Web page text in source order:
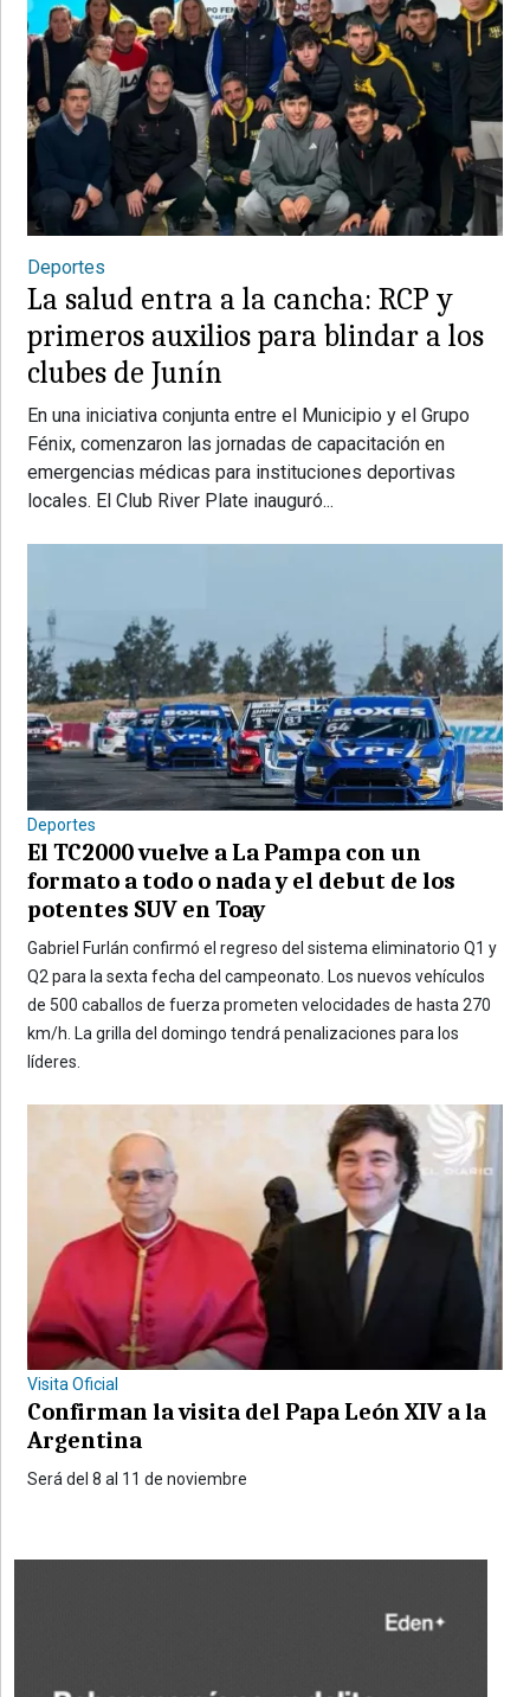
Deportes
La salud entra a la cancha: RCP y
primeros auxilios para blindar a los
clubes de Junín
En una iniciativa conjunta entre el Municipio y el Grupo
Fénix, comenzaron las jornadas de capacitación en
emergencias médicas para instituciones deportivas
locales. El Club River Plate inauguró...
Deportes
El TC2000 vuelve a La Pampa con un
formato a todo o nada y el debut de los
potentes SUV en Toay
Gabriel Furlán confirmó el regreso del sistema eliminatorio Q1 y
Q2 para la sexta fecha del campeonato. Los nuevos vehículos
de 500 caballos de fuerza prometen velocidades de hasta 270
km/h. La grilla del domingo tendrá penalizaciones para los
líderes.
Visita Oficial
Confirman la visita del Papa León XIV a la
Argentina
Será del 8 al 11 de noviembre